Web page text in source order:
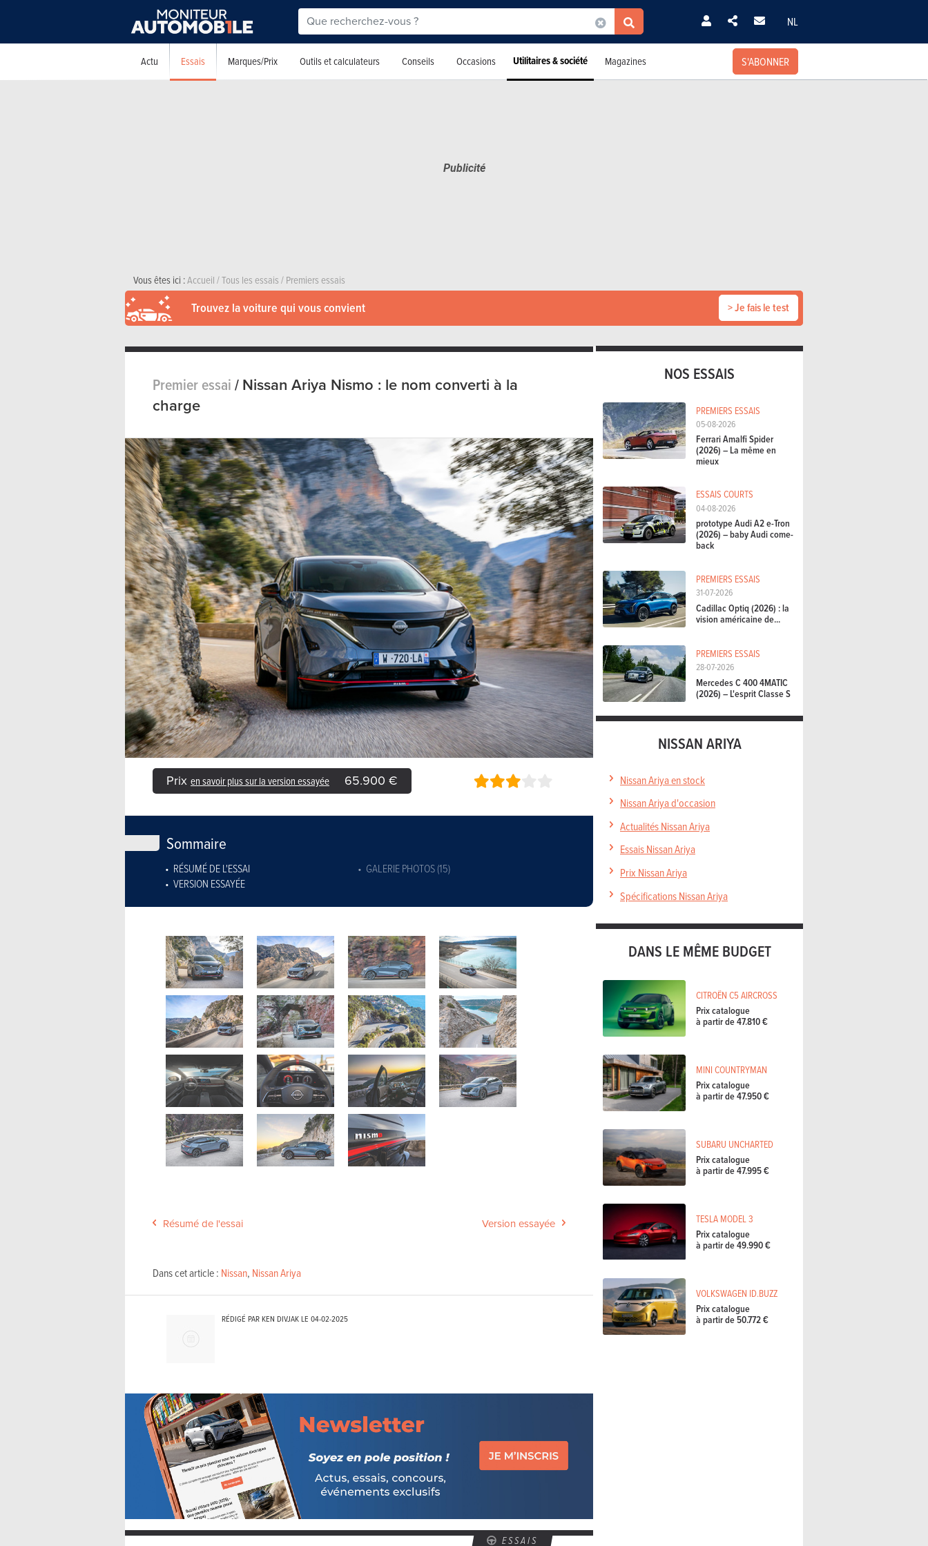
NL
Actu Essais Marques/Prix Outils et calculateurs Conseils Occasions Utilitaires & société Magazines S'ABONNER
Vous êtes ici :Accueil/Tous les essais/Premiers essais
Trouvez la voiture qui vous convient > Je fais le test
Premier essai/Nissan Ariya Nismo : le nom converti à la
charge
Prix en savoir plus sur la version essayée 65.900 €
Sommaire
RÉSUMÉ DE L'ESSAI
GALERIE PHOTOS (15)
VERSION ESSAYÉE
Résumé de l'essai Version essayée
Dans cet article : Nissan, Nissan Ariya
RÉDIGÉ PAR KEN DIVJAK LE 04-02-2025
ESSAIS
NOS ESSAIS
PREMIERS ESSAIS
05-08-2026
Ferrari Amalfi Spider
(2026) – La même en
mieux
ESSAIS COURTS
04-08-2026
prototype Audi A2 e-Tron
(2026) – baby Audi come-
back
PREMIERS ESSAIS
31-07-2026
Cadillac Optiq (2026) : la
vision américaine de...
PREMIERS ESSAIS
28-07-2026
Mercedes C 400 4MATIC
(2026) – L'esprit Classe S
NISSAN ARIYA
Nissan Ariya en stock
Nissan Ariya d'occasion
Actualités Nissan Ariya
Essais Nissan Ariya
Prix Nissan Ariya
Spécifications Nissan Ariya
DANS LE MÊME BUDGET
CITROËN C5 AIRCROSS
Prix catalogue
à partir de 47.810 €
MINI COUNTRYMAN
Prix catalogue
à partir de 47.950 €
SUBARU UNCHARTED
Prix catalogue
à partir de 47.995 €
TESLA MODEL 3
Prix catalogue
à partir de 49.990 €
VOLKSWAGEN ID.BUZZ
Prix catalogue
à partir de 50.772 €